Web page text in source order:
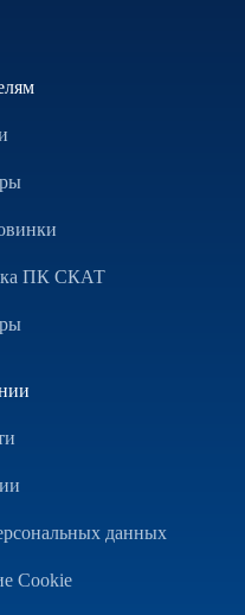
ПК СКАТ
данных
Cookie